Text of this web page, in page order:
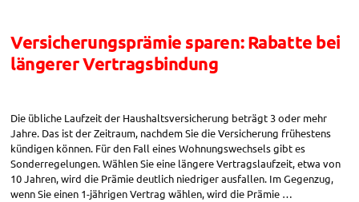
Versicherungsprämie sparen: Rabatte bei
längerer Vertragsbindung
Die übliche Laufzeit der Haushaltsversicherung beträgt 3 oder mehr
Jahre. Das ist der Zeitraum, nachdem Sie die Versicherung frühestens
kündigen können. Für den Fall eines Wohnungswechsels gibt es
Sonderregelungen. Wählen Sie eine längere Vertragslaufzeit, etwa von
10 Jahren, wird die Prämie deutlich niedriger ausfallen. Im Gegenzug,
wenn Sie einen 1-jährigen Vertrag wählen, wird die Prämie …